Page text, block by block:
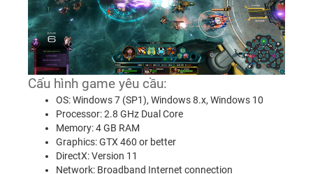
Cấu hình game yêu cầu:
OS: Windows 7 (SP1), Windows 8.x, Windows 10
Processor: 2.8 GHz Dual Core
Memory: 4 GB RAM
Graphics: GTX 460 or better
DirectX: Version 11
Network: Broadband Internet connection